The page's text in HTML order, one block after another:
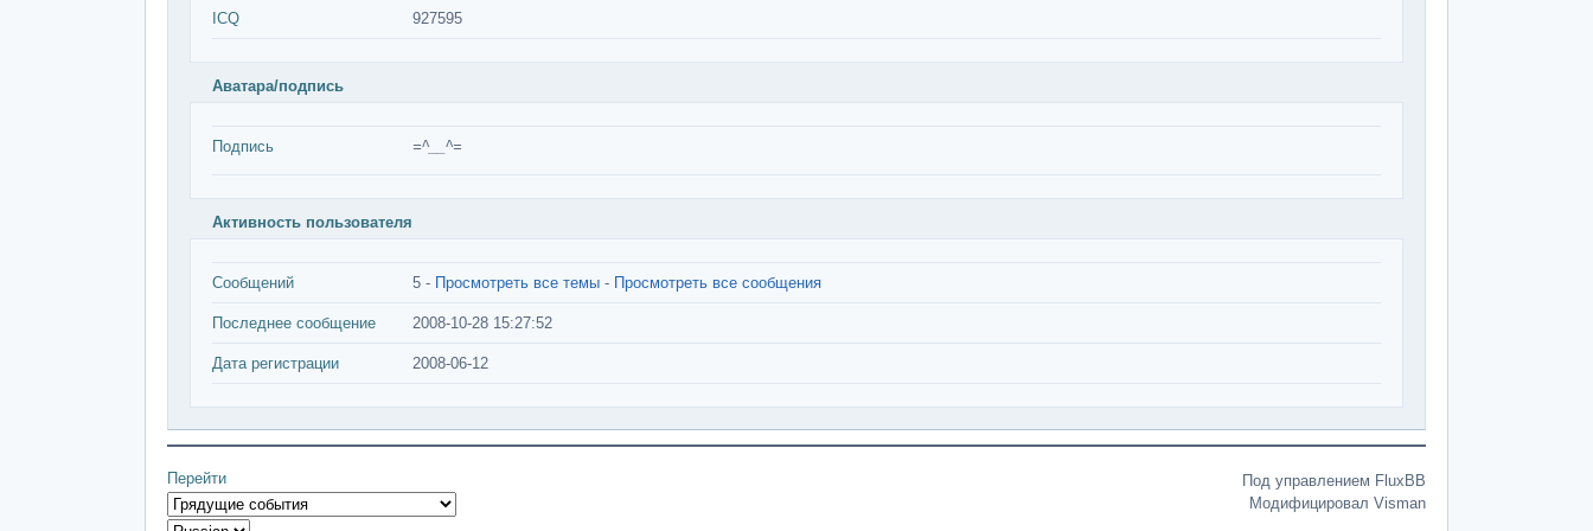
ICQ 927595
Аватара/подпись
Подпись =^__^=
Активность пользователя
Сообщений 5 - Просмотреть все темы - Просмотреть все сообщения
Последнее сообщение 2008-10-28 15:27:52
Дата регистрации 2008-06-12
Перейти
Под управлением FluxBB
Модифицировал Visman